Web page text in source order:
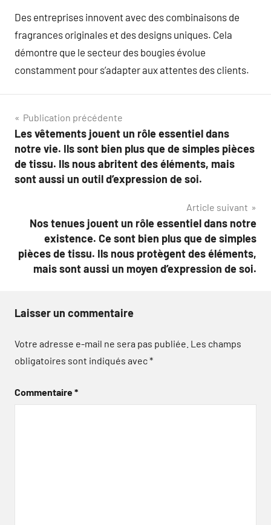
Des entreprises innovent avec des combinaisons de
fragrances originales et des designs uniques. Cela
démontre que le secteur des bougies évolue
constamment pour s’adapter aux attentes des clients.
Navigation
de
l’article
Publication précédente
Les vêtements jouent un rôle essentiel dans
notre vie. Ils sont bien plus que de simples pièces
de tissu. Ils nous abritent des éléments, mais
sont aussi un outil d’expression de soi.
Article suivant
Nos tenues jouent un rôle essentiel dans notre
existence. Ce sont bien plus que de simples
pièces de tissu. Ils nous protègent des éléments,
mais sont aussi un moyen d’expression de soi.
Laisser un commentaire
Votre adresse e-mail ne sera pas publiée. Les champs
obligatoires sont indiqués avec*
Commentaire*